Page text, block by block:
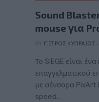
Sound
mouse για
BY ΠΈΤΡΟΣ ΚΥΠΡΑΊΟΣ
Το SIEGE είναι
επαγγελματικού
με σένσορα
speed…